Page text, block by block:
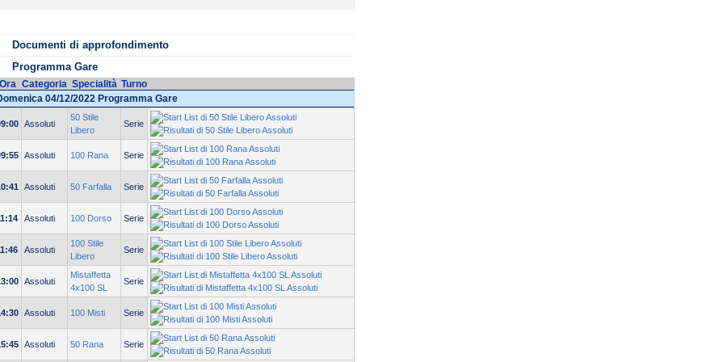
Documenti di approfondimento
Programma Gare
Categoria Specialità Turno
04/12/2022 Programma Gare
Assoluti
50 Stile
Libero
Serie
Assoluti 100 Rana Serie
Assoluti 50 Farfalla Serie
Assoluti 100 Dorso Serie
Assoluti
100 Stile
Libero
Serie
Assoluti
Mistaffetta
4x100 SL
Serie
Assoluti 100 Misti Serie
Assoluti 50 Rana Serie